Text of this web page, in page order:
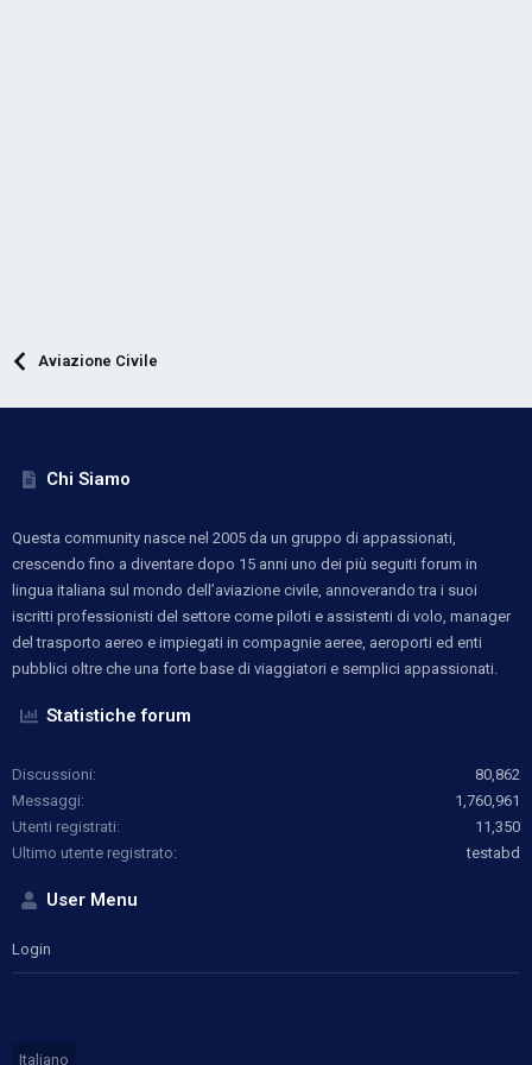
Aviazione Civile
Chi Siamo
Questa community nasce nel 2005 da un gruppo di appassionati,
crescendo fino a diventare dopo 15 anni uno dei più seguiti forum in
lingua italiana sul mondo dell’aviazione civile, annoverando tra i suoi
iscritti professionisti del settore come piloti e assistenti di volo, manager
del trasporto aereo e impiegati in compagnie aeree, aeroporti ed enti
pubblici oltre che una forte base di viaggiatori e semplici appassionati.
Statistiche forum
Discussioni
80,862
Messaggi
1,760,961
Utenti registrati
11,350
Ultimo utente registrato
testabd
User Menu
Login
Italiano